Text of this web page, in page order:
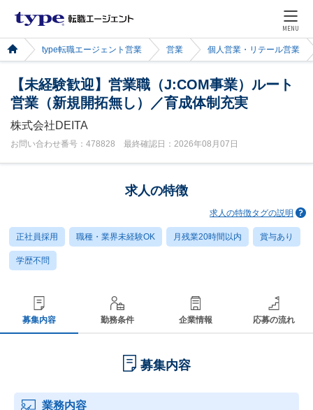
MENU
type転職エージェント営業 営業 個人営業・リテール営業
【未経験歓迎】営業職（J:COM事業）ルート
営業（新規開拓無し）／育成体制充実
株式会社DEITA
お問い合わせ番号：478828 最終確認日：2026年08月07日
求人の特徴
求人の特徴タグの説明
正社員採用 職種・業界未経験OK 月残業20時間以内 賞与あり
学歴不問
募集内容 勤務条件 企業情報 応募の流れ
募集内容
業務内容